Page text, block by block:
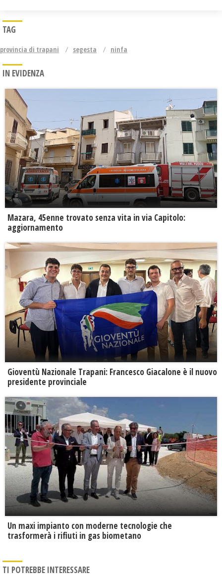
TAG
provincia di trapani segesta ninfa
IN EVIDENZA
Mazara, 45enne trovato senza vita in via Capitolo:
aggiornamento
Gioventù Nazionale Trapani: Francesco Giacalone è il nuovo
presidente provinciale
Un maxi impianto con moderne tecnologie che
trasformerà i rifiuti in gas biometano
TI POTREBBE INTERESSARE